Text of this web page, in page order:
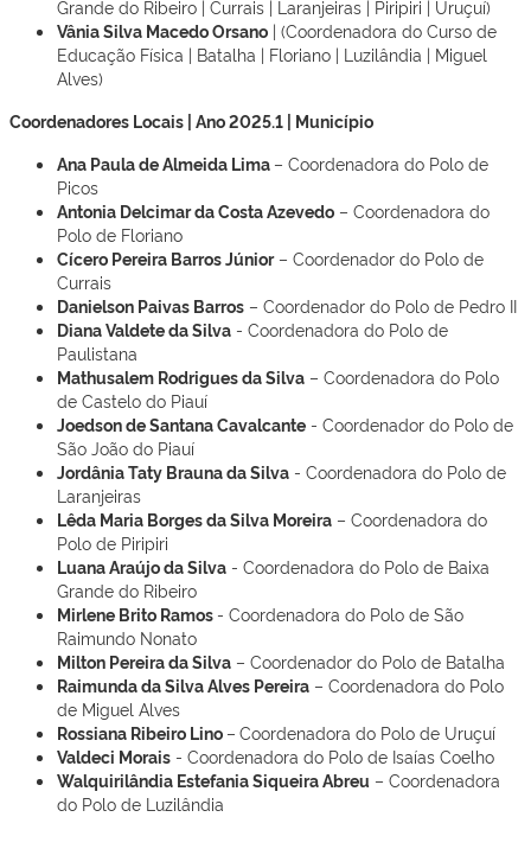
Grande do Ribeiro | Currais | Laranjeiras | Piripiri | Uruçuí)
Vânia Silva Macedo Orsano | (Coordenadora do Curso de
Educação Física | Batalha | Floriano | Luzilândia | Miguel
Alves)
Coordenadores Locais | Ano 2025.1 | Município
Ana Paula de Almeida Lima – Coordenadora do Polo de
Picos
Antonia Delcimar da Costa Azevedo – Coordenadora do
Polo de Floriano
Cícero Pereira Barros Júnior– Coordenador do Polo de
Currais
Danielson Paivas Barros – Coordenador do Polo de Pedro II
Diana Valdete da Silva - Coordenadora do Polo de
Paulistana
Mathusalem Rodrigues da Silva – Coordenadora do Polo
de Castelo do Piauí
Joedson de Santana Cavalcante - Coordenador do Polo de
São João do Piauí
Jordânia Taty Brauna da Silva - Coordenadora do Polo de
Laranjeiras
Lêda Maria Borges da Silva Moreira – Coordenadora do
Polo de Piripiri
Luana Araújo da Silva - Coordenadora do Polo de Baixa
Grande do Ribeiro
Mirlene Brito Ramos - Coordenadora do Polo de São
Raimundo Nonato
Milton Pereira da Silva – Coordenador do Polo de Batalha
Raimunda da Silva Alves Pereira – Coordenadora do Polo
de Miguel Alves
Rossiana Ribeiro Lino – Coordenadora do Polo de Uruçuí
Valdeci Morais - Coordenadora do Polo de Isaías Coelho
Walquirilândia Estefania Siqueira Abreu – Coordenadora
do Polo de Luzilândia